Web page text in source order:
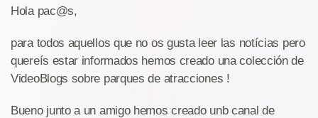
Hola pac@s,
para todos aquellos que no os gusta leer las notícias pero
quereís estar informados hemos creado una colección de
VideoBlogs sobre parques de atracciones !
Bueno junto a un amigo hemos creado unb canal de